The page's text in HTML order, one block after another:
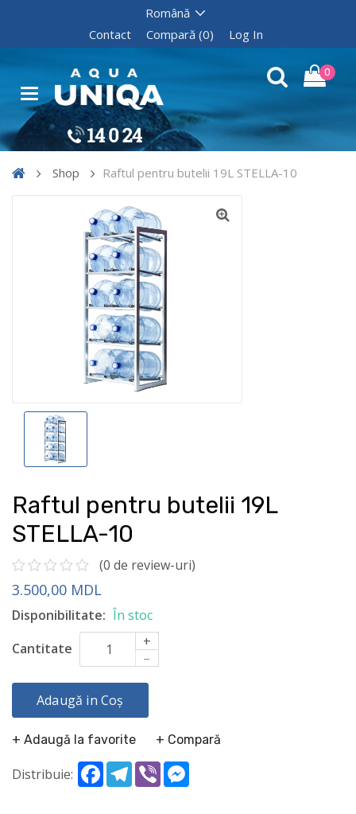
Contact Compară (0) Log In
0
Shop Raftul pentru butelii 19L STELLA-10
Raftul pentru butelii 19L
STELLA-10
(0 de review-uri)
3.500,00 MDL
Disponibilitate: În stoc
Cantitate
+
–
Adaugă in Coș
+ Adaugă la favorite + Compară
Distribuie: FacebookTelegram
Viber